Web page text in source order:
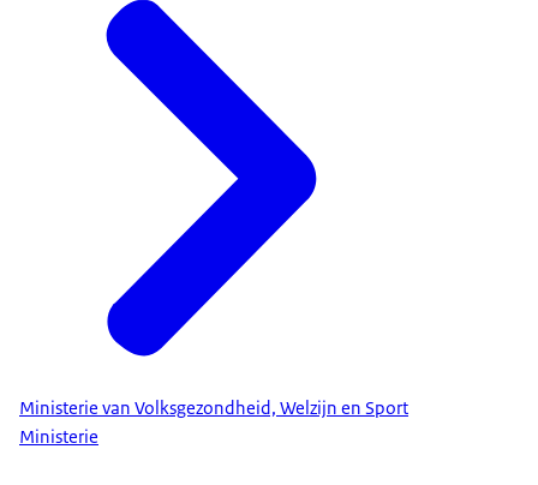
Ministerie van Volksgezondheid, Welzijn en Sport
Ministerie